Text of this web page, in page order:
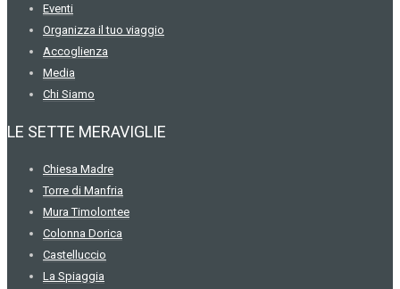
Eventi
Organizza il tuo viaggio
Accoglienza
Media
Chi Siamo
LE SETTE MERAVIGLIE
Chiesa Madre
Torre di Manfria
Mura Timolontee
Colonna Dorica
Castelluccio
La Spiaggia